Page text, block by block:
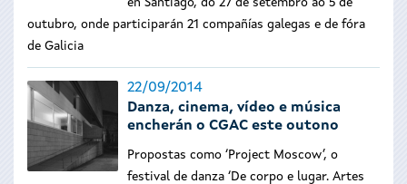
en Santiago, do 27 de setembro ao 5 de
outubro, onde participarán 21 compañías galegas e de fóra
de Galicia
22/09/2014
Danza, cinema, vídeo e música
encherán o CGAC este outono
Propostas como ‘Project Moscow’, o
festival de danza ‘De corpo e lugar. Artes